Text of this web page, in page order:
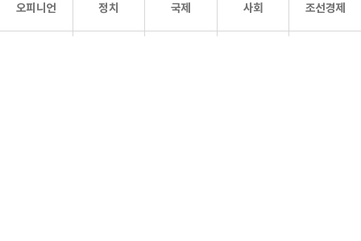
오피니언 정치 국제 사회 조선경제